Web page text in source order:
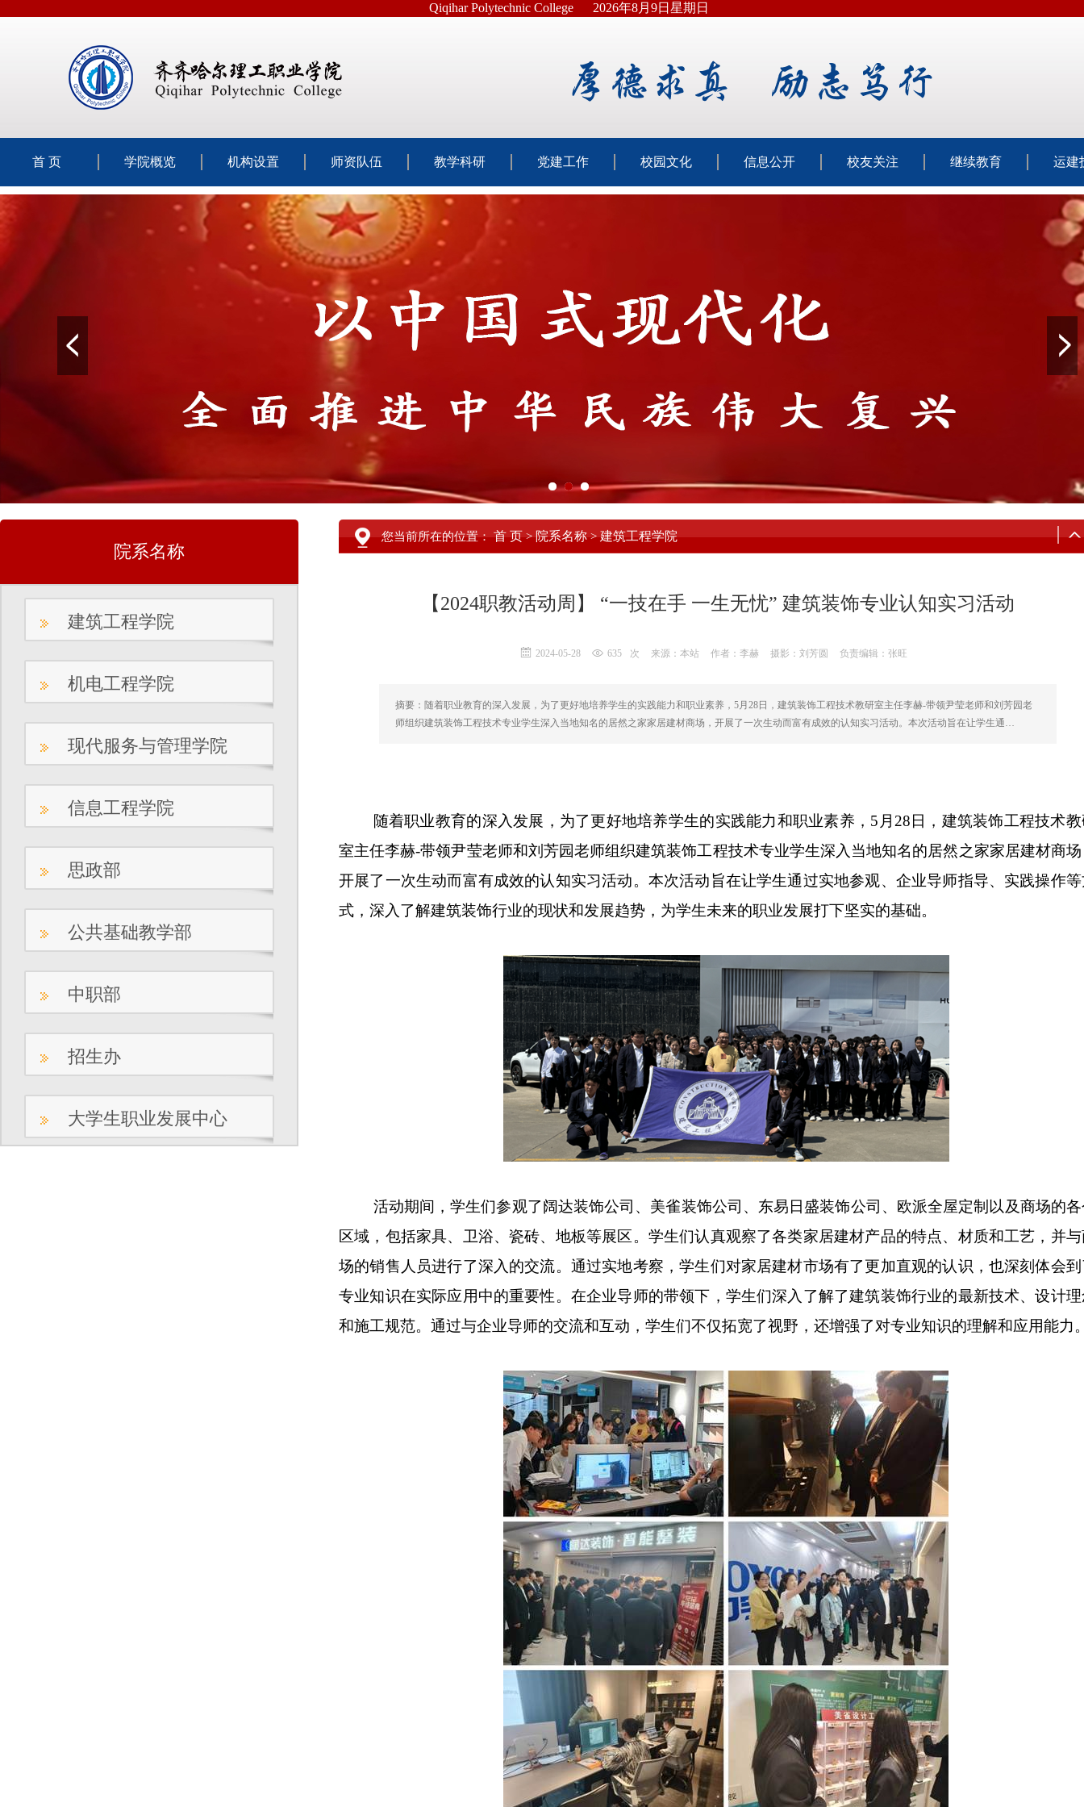
Qiqihar Polytechnic College 2026年8月9日星期日
首 页 学院概览 机构设置 师资队伍 教学科研 党建工作 校园文化 信息公开 校友关注 继续教育 运建
院系名称
建筑工程学院
机电工程学院
现代服务与管理学院
信息工程学院
思政部
公共基础教学部
中职部
招生办
大学生职业发展中心
您当前所在的位置：首 页>院系名称>建筑工程学院
【2024职教活动周】 “一技在手 一生无忧” 建筑装饰专业认知实习活动
2024-05-28 635 次 来源：本站 作者：李赫 摄影：刘芳圆 负责编辑：张旺
摘要：随着职业教育的深入发展，为了更好地培养学生的实践能力和职业素养，5月28日，建筑装饰工程技术教研室主任李赫-带领尹莹老师和刘芳园老
师组织建筑装饰工程技术专业学生深入当地知名的居然之家家居建材商场，开展了一次生动而富有成效的认知实习活动。本次活动旨在让学生通…
随着职业教育的深入发展，为了更好地培养学生的实践能力和职业素养， 5 月 28 日，建筑装饰工程技术
室主任李赫-带领尹莹老师和刘芳园老师组织建筑装饰工程技术专业学生深入当地知名的居然之家家居建材商
开展了一次生动而富有成效的认知实习活动。 本次活动旨在让学生通过实地参观、企业导师指导、实践操作
式，深入了解建筑装饰行业的现状和发展趋势，为学生未来的职业发展打下坚实的基础。
活动期间，学生们参观了阔达装饰公司、美雀装饰公司、东易日盛装饰公司、欧派全屋定制以及商场的
区域，包括家具、卫浴、瓷砖、地板等展区。学生们认真观察了各类家居建材产品的特点、材质和工艺，并
场的销售人员进行了深入的交流。通过实地考察，学生们对家居建材市场有了更加直观的认识，也深刻体会
专业知识在实际应用中的重要性。在企业导师的带领下，学生们深入了解了建筑装饰行业的最新技术、设计
和施工规范。通过与企业导师的交流和互动，学生们不仅拓宽了视野，还增强了对专业知识的理解和应用能力